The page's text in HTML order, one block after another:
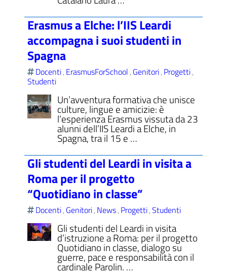
Erasmus a Elche: l’IIS Leardi
accompagna i suoi studenti in
Spagna
Docenti, ErasmusForSchool, Genitori, Progetti,
Studenti
Un’avventura formativa che unisce
culture, lingue e amicizie: è
l’esperienza Erasmus vissuta da 23
alunni dell’IIS Leardi a Elche, in
Spagna, tra il 15 e …
Gli studenti del Leardi in visita a
Roma per il progetto
“Quotidiano in classe”
Docenti, Genitori, News, Progetti,Studenti
Gli studenti del Leardi in visita
d’istruzione a Roma: per il progetto
Quotidiano in classe, dialogo su
guerre, pace e responsabilità con il
cardinale Parolin. …